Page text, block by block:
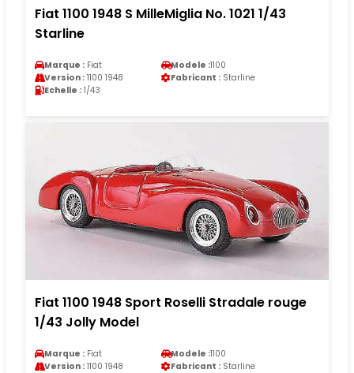
Fiat 1100 1948 S MilleMiglia No. 1021 1/43
Starline
Marque : Fiat Modele :1100
Version : 1100 1948 Fabricant : Starline
Echelle : 1/43
Fiat 1100 1948 Sport Roselli Stradale rouge
1/43 Jolly Model
Marque : Fiat Modele :1100
Version : 1100 1948 Fabricant : Starline